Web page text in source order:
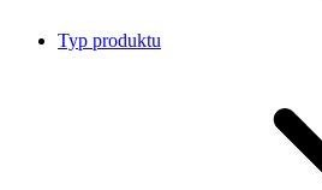
Typ produktu